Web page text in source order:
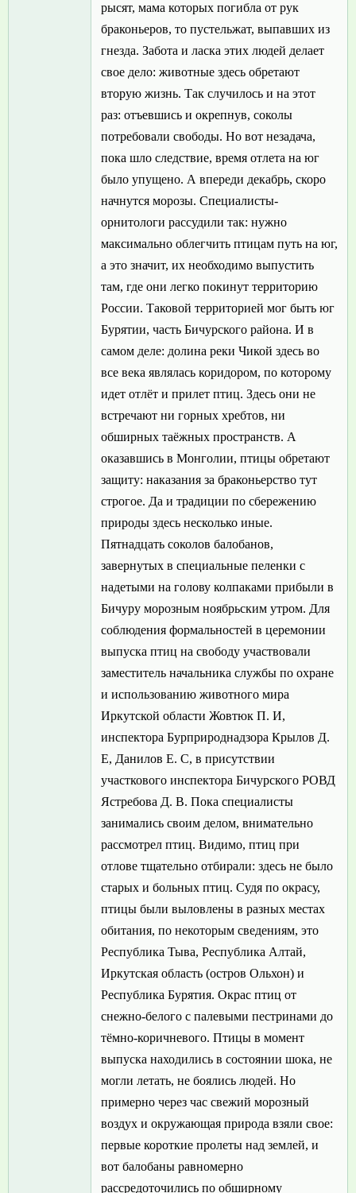
рысят, мама которых погибла от рук
браконьеров, то пустельжат, выпавших из
гнезда. Забота и ласка этих людей делает
свое дело: животные здесь обретают
вторую жизнь. Так случилось и на этот
раз: отъевшись и окрепнув, соколы
потребовали свободы. Но вот незадача,
пока шло следствие, время отлета на юг
было упущено. А впереди декабрь, скоро
начнутся морозы. Специалисты-
орнитологи рассудили так: нужно
максимально облегчить птицам путь на юг,
а это значит, их необходимо выпустить
там, где они легко покинут территорию
России. Таковой территорией мог быть юг
Бурятии, часть Бичурского района. И в
самом деле: долина реки Чикой здесь во
все века являлась коридором, по которому
идет отлёт и прилет птиц. Здесь они не
встречают ни горных хребтов, ни
обширных таёжных пространств. А
оказавшись в Монголии, птицы обретают
защиту: наказания за браконьерство тут
строгое. Да и традиции по сбережению
природы здесь несколько иные.
Пятнадцать соколов балобанов,
завернутых в специальные пеленки с
надетыми на голову колпаками прибыли в
Бичуру морозным ноябрьским утром. Для
соблюдения формальностей в церемонии
выпуска птиц на свободу участвовали
заместитель начальника службы по охране
и использованию животного мира
Иркутской области Жовтюк П. И,
инспектора Бурприроднадзора Крылов Д.
Е, Данилов Е. С, в присутствии
участкового инспектора Бичурского РОВД
Ястребова Д. В. Пока специалисты
занимались своим делом, внимательно
рассмотрел птиц. Видимо, птиц при
отлове тщательно отбирали: здесь не было
старых и больных птиц. Судя по окрасу,
птицы были выловлены в разных местах
обитания, по некоторым сведениям, это
Республика Тыва, Республика Алтай,
Иркутская область (остров Ольхон) и
Республика Бурятия. Окрас птиц от
снежно-белого с палевыми пестринами до
тёмно-коричневого. Птицы в момент
выпуска находились в состоянии шока, не
могли летать, не боялись людей. Но
примерно через час свежий морозный
воздух и окружающая природа взяли свое:
первые короткие пролеты над землей, и
вот балобаны равномерно
рассредоточились по обширному